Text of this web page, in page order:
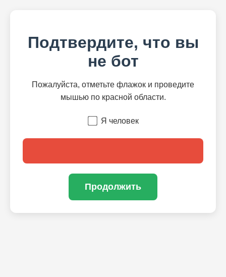
Подтвердите, что вы
не бот
Пожалуйста, отметьте флажок и проведите
мышью по красной области.
Я человек
Продолжить